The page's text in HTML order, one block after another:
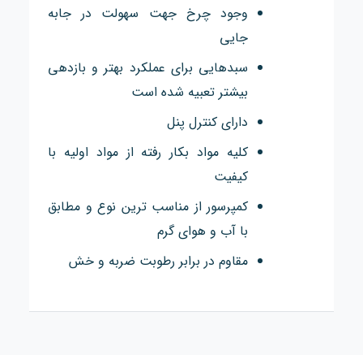
وجود چرخ جهت سهولت در جابه
جایی
سبدهایی برای عملکرد بهتر و بازدهی
بیشتر تعبیه شده است
دارای کنترل پنل
کلیه مواد بکار رفته از مواد اولیه با
کیفیت
کمپرسور از مناسب ترین نوع و مطابق
با آب و هوای گرم
مقاوم در برابر رطوبت ضربه و خش